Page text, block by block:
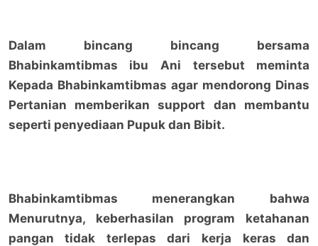
Dalam bincang bincang bersama
Bhabinkamtibmas ibu Ani tersebut meminta
Kepada Bhabinkamtibmas agar mendorong Dinas
Pertanian memberikan support dan membantu
seperti penyediaan Pupuk dan Bibit.
Bhabinkamtibmas menerangkan bahwa
Menurutnya, keberhasilan program ketahanan
pangan tidak terlepas dari kerja keras dan